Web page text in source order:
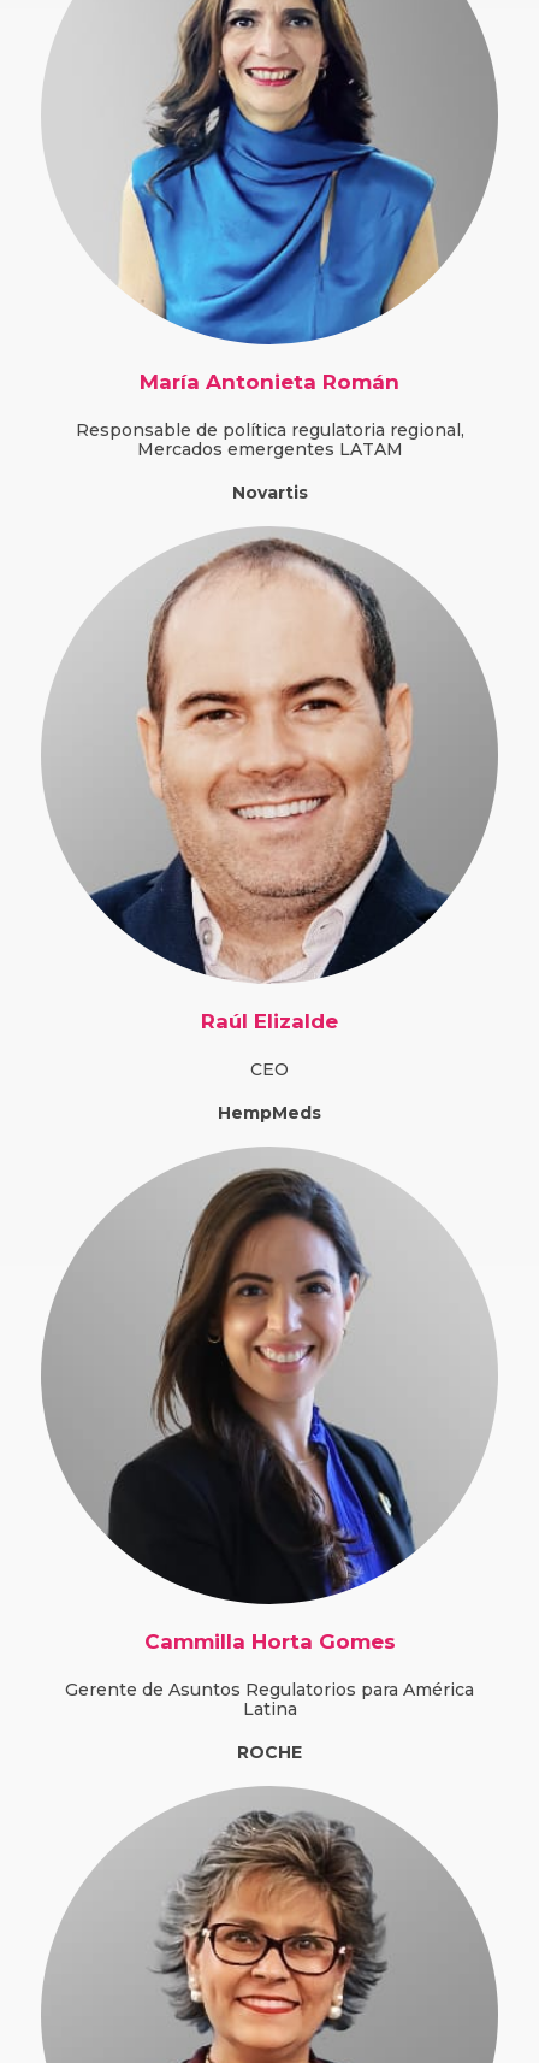
María Antonieta Román
Responsable de política regulatoria regional,
Mercados emergentes LATAM
Novartis
Raúl Elizalde
CEO
HempMeds
Cammilla Horta Gomes
Gerente de Asuntos Regulatorios para América
Latina
ROCHE